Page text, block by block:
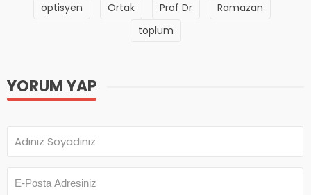
optisyen
Ortak Prof Dr
Ramazan
toplum
YORUM YAP